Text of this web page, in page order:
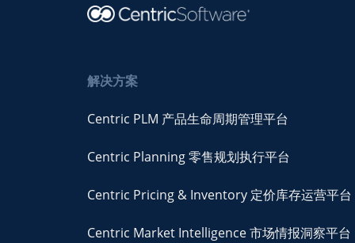
解决方案
Centric PLM 产品生命周期管理平台
Centric Planning 零售规划执行平台
Centric Pricing & Inventory 定价库存运营平台
Centric Market Intelligence 市场情报洞察平台